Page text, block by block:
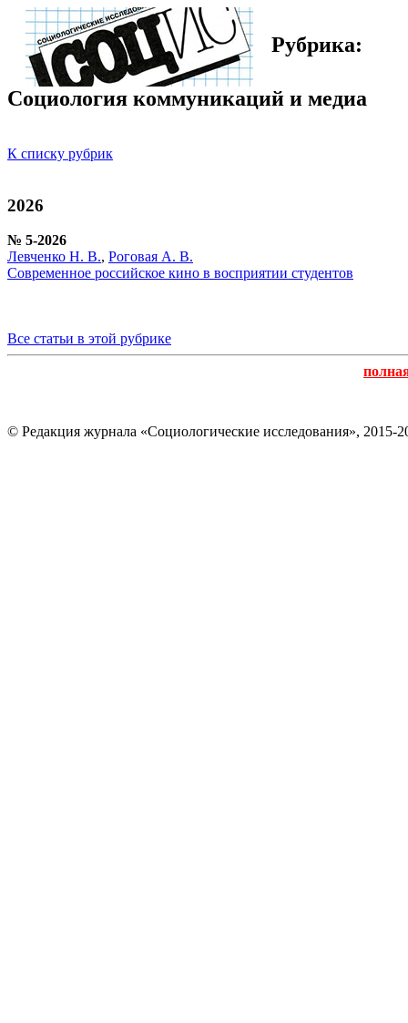
Рубрика:
Социология коммуникаций и медиа
К списку рубрик
2026
№ 5-2026
Левченко Н. В., Роговая А. В.
Современное российское кино в восприятии студентов
Все статьи в этой рубрике
© Редакция журнала «Социологические исследования», 2015-